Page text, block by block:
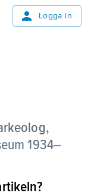
Logga in
1934–